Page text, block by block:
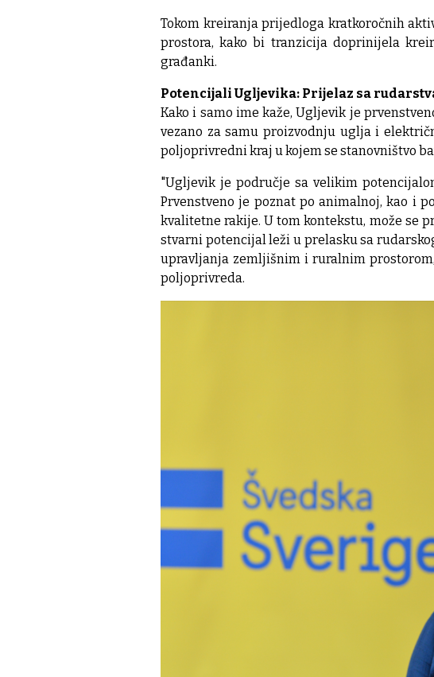
Tokom kreiranja prijedloga kratkoročnih
prostora, kako bi tranzicija doprinijela
građanki.
Potencijali Ugljevika: Prijelaz sa
Kako i samo ime kaže, Ugljevik je
vezano za samu proizvodnju uglja i
poljoprivredni kraj u kojem se stanovništvo
"Ugljevik je područje sa velikim
Prvenstveno je poznat po animalnoj, kao i
kvalitetne rakije. U tom kontekstu, može se
stvarni potencijal leži u prelasku sa
upravljanja zemljišnim i ruralnim
poljoprivreda.